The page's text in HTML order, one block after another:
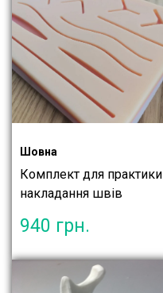
Шовна
Комплект для практики
накладання швів
940 грн.